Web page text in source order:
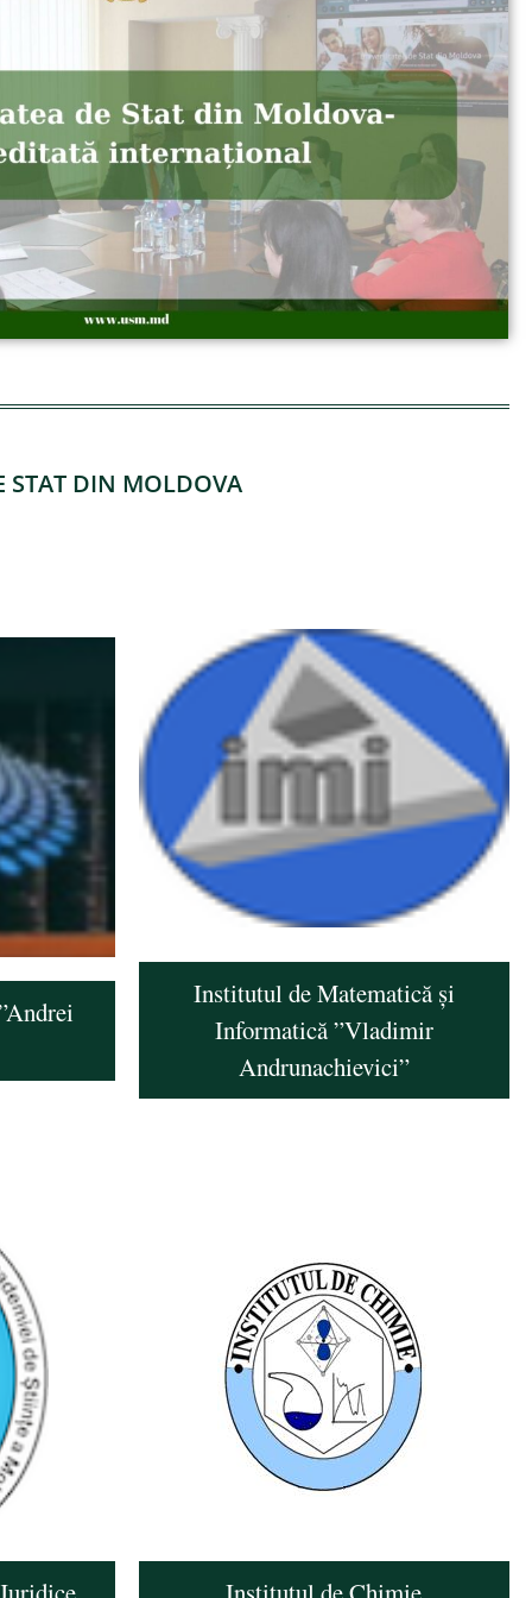
STAT DIN MOLDOVA
Institutul de Matematică și
Informatică ”Vladimir
Andrunachievici”